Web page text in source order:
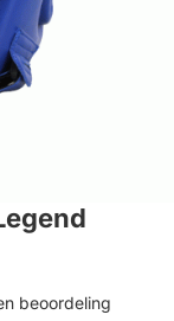
beoordeling